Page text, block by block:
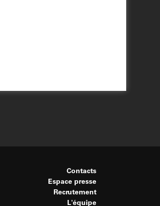
Contacts
Espace presse
Recrutement
L'équipe